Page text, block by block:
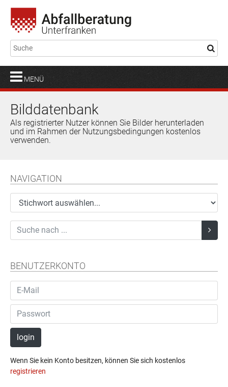
MENÜ
Bilddatenbank
Als registrierter Nutzer können Sie Bilder herunterladen
und im Rahmen der Nutzungsbedingungen kostenlos
verwenden.
NAVIGATION
BENUTZERKONTO
login
Wenn Sie kein Konto besitzen, können Sie sich kostenlos
registrieren